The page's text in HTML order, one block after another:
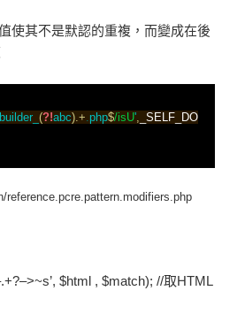
使其不是默認的重複，而變成在後
(?!abc).+.php$/isU', _SELF_DO
reference.pcre.pattern.modifiers.php
$html , $match); //取HTML